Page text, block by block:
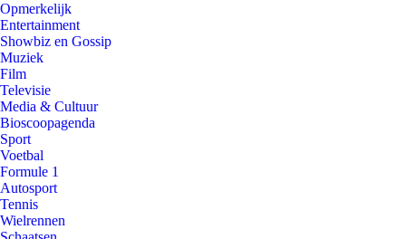
Opmerkelijk
Entertainment
Showbiz en Gossip
Muziek
Film
Televisie
Media & Cultuur
Bioscoopagenda
Sport
Voetbal
Formule 1
Autosport
Tennis
Wielrennen